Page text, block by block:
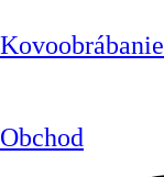
Kovoobrábanie
Obchod